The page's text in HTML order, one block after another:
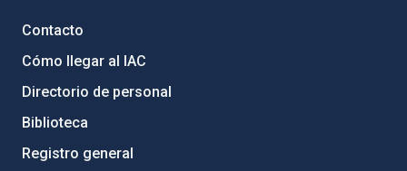
Contacto
Cómo llegar al IAC
Directorio de personal
Biblioteca
Registro general